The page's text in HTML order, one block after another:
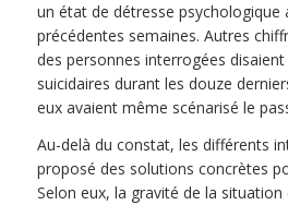
un état de détresse psychologique
précédentes semaines. Autres
des personnes interrogées
suicidaires durant les douze
eux avaient même scénarisé le
Au-delà du constat, les différents
proposé des solutions concrètes
Selon eux, la gravité de la